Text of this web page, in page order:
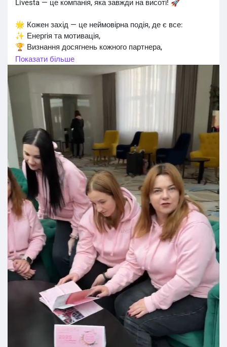
Livesta — це компанія, яка завжди на висоті! 🚀
🌟 Кожен захід — це неймовірна подія, де є все:
✨ Енергія та мотивація,
🏆 Визнання досягнень кожного партнера,
🎁 Щедрі подарунки, премії та великі гроші,
💎 Найкращі локації — розкішні готелі та відпочинкові
комплекси рівня люкс!
Ти будуєш не просто бізнес, а життя своєї мрії. Це
стиль життя, про який хочеться розповідати! 🌴
Livesta — це розвиток, визнання та успіх, доступний
кожному
Приєднуйся до нас ❤️
Показати більше